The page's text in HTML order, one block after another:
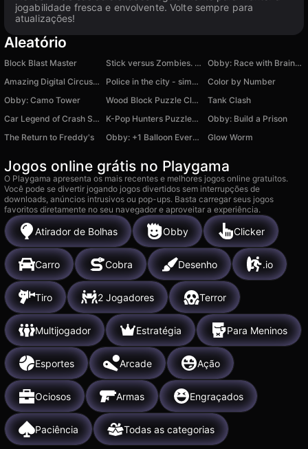
jogabilidade fresca e envolvente. Volte sempre para
atualizações!
Aleatório
Block Blast Master Stick versus Zombies. Survival.
Obby: Race with Brainrots
Amazing Digital Circus: Ragdoll Show!
Police in the city - simulator
Color by Number
Obby: Camo Tower
Wood Block Puzzle Classic
Tank Clash
Car Legend of Crash Sim
K-Pop Hunters Puzzles: Rumi Huntrix
Obby: Build a Prison
The Return to Freddy's
Obby: +1 Balloon Every Second Glow Worm
Jogos online grátis no Playgama
O Playgama apresenta os mais recentes e melhores jogos online gratuitos.
Você pode se divertir jogando jogos divertidos sem interrupções de
downloads, anúncios intrusivos ou pop-ups. Basta carregar seus jogos
favoritos diretamente no seu navegador e aproveitar a experiência.
Atirador de Bolhas Obby Clicker
Carro Cobra Desenho .io
Tiro 2 Jogadores Terror
Multijogador Estratégia Para Meninos
Esportes Arcade Ação
Ociosos Armas Engraçados
Paciência Todas as categorias